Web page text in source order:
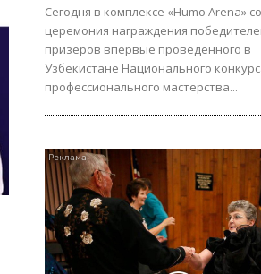
Сегодня в комплексе «Humo Arena»
церемония награждения
призеров впервые проведенного в
Узбекистане Национального
профессионального мастерства...